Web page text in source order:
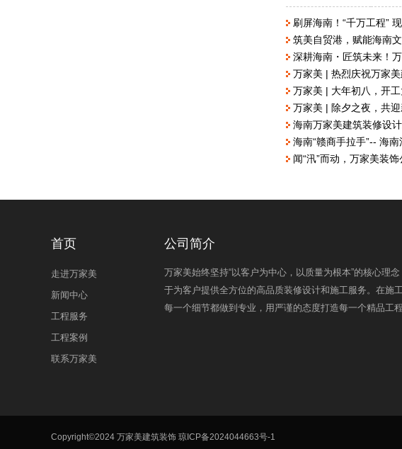
刷屏海南！“千万工程”
筑美自贸港，赋能海南
深耕海南・匠筑未来！
万家美 | 热烈庆祝万家
万家美 | 大年初八，开工
万家美 | 除夕之夜，共迎
海南万家美建筑装修设
海南“赣商手拉手”-- 海
闻“汛”而动，万家美装
首页
走进万家美
新闻中心
工程服务
工程案例
联系万家美
公司简介
万家美始终坚持“以客户为中心，以质量为根本”的核心理念
于为客户提供全方位的高品质装修设计和施工服务。在施
每一个细节都做到专业，用严谨的态度打造每一个精品工程
Copyright©2024 万家美建筑装饰 琼ICP备2024044663号-1